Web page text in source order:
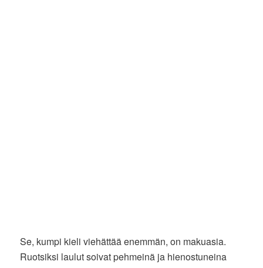
Se, kumpi kieli viehättää enemmän, on makuasia.
Ruotsiksi laulut soivat pehmeinä ja hienostuneina